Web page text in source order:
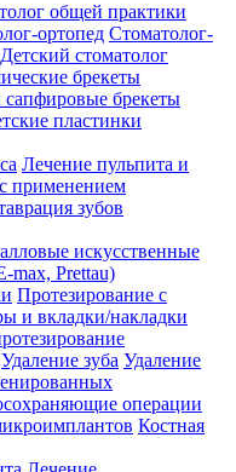
общей практики
ортопед Стоматолог-
Детский стоматолог
брекеты
сапфировые брекеты
пластинки
Лечение пульпита и
применением
зубов
искусственные
max, Prettau)
Протезирование с
и вкладки/накладки
Удаление зуба Удаление
операции
Костная